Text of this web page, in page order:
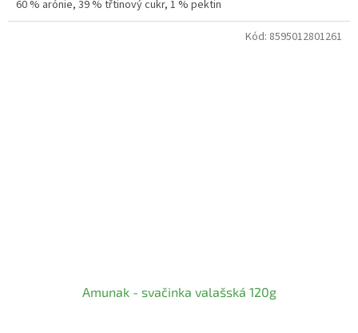
60 % arónie, 39 % třtinový cukr, 1 % pektin
Amunak - svačinka valašská 120g
Kód: 8595012801261